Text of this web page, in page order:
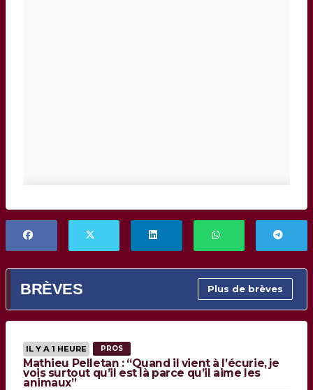
BRÈVES Plus de brèves
IL Y A 1 HEURE PROS
Mathieu Pelletan : “Quand il vient à l’écurie, je
vois surtout qu’il est là parce qu’il aime les
animaux”